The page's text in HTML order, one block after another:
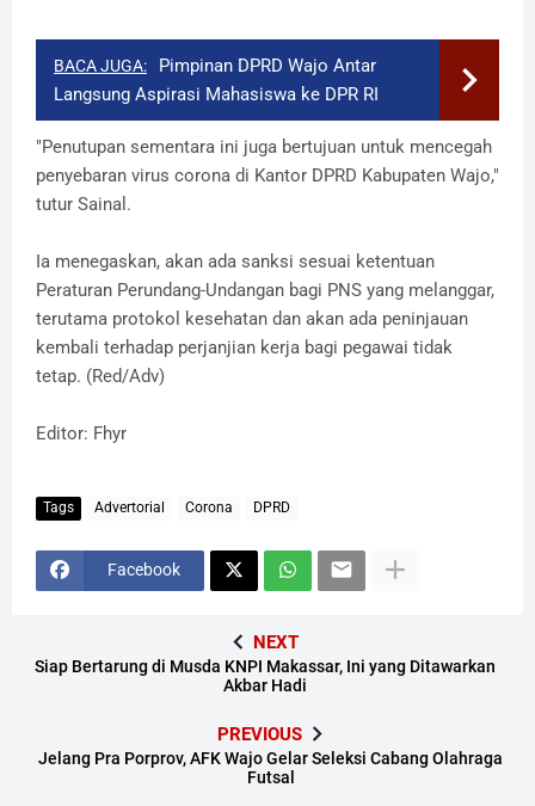
BACA JUGA:
Pimpinan DPRD Wajo Antar
Langsung Aspirasi Mahasiswa ke DPR RI
"Penutupan sementara ini juga bertujuan untuk mencegah
penyebaran virus corona di Kantor DPRD Kabupaten Wajo,"
tutur Sainal.
Ia menegaskan, akan ada sanksi sesuai ketentuan
Peraturan Perundang-Undangan bagi PNS yang melanggar,
terutama protokol kesehatan dan akan ada peninjauan
kembali terhadap perjanjian kerja bagi pegawai tidak
tetap. (Red/Adv)
Editor: Fhyr
Tags Advertorial Corona DPRD
Facebook
NEXT
Siap Bertarung di Musda KNPI Makassar, Ini yang Ditawarkan
Akbar Hadi
PREVIOUS
Jelang Pra Porprov, AFK Wajo Gelar Seleksi Cabang Olahraga
Futsal